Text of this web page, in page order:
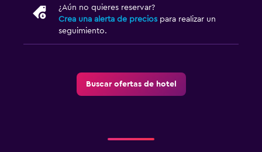
Sistema de entretenimiento
TV de pantalla plana
Fax/fotocopiadora
¿Aún no quieres reservar?
Crea una alerta de precios para realizar un
seguimiento.
Buscar ofertas de hotel